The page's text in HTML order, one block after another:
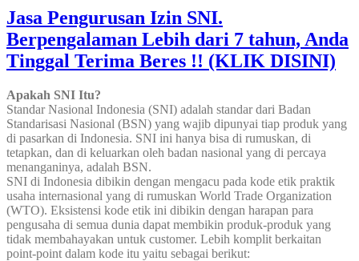
Jasa Pengurusan Izin SNI.
Berpengalaman Lebih dari 7 tahun, Anda
Tinggal Terima Beres !! (KLIK DISINI)
Apakah SNI Itu?
Standar Nasional Indonesia (SNI) adalah standar dari Badan
Standarisasi Nasional (BSN) yang wajib dipunyai tiap produk yang
di pasarkan di Indonesia. SNI ini hanya bisa di rumuskan, di
tetapkan, dan di keluarkan oleh badan nasional yang di percaya
menanganinya, adalah BSN.
SNI di Indonesia dibikin dengan mengacu pada kode etik praktik
usaha internasional yang di rumuskan World Trade Organization
(WTO). Eksistensi kode etik ini dibikin dengan harapan para
pengusaha di semua dunia dapat membikin produk-produk yang
tidak membahayakan untuk customer. Lebih komplit berkaitan
point-point dalam kode itu yaitu sebagai berikut: